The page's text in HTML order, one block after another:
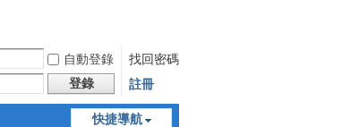
自動登錄
找回密碼
登錄 註冊
快捷導航